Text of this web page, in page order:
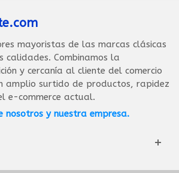
mayoristas de las marcas clásicas
calidades. Combinamos la
y cercanía al cliente del comercio
amplio surtido de productos, rapidez
e-commerce actual.
nosotros y nuestra empresa.